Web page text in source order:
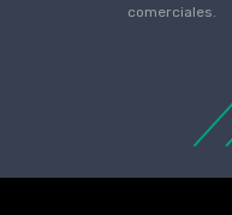
comerciales.